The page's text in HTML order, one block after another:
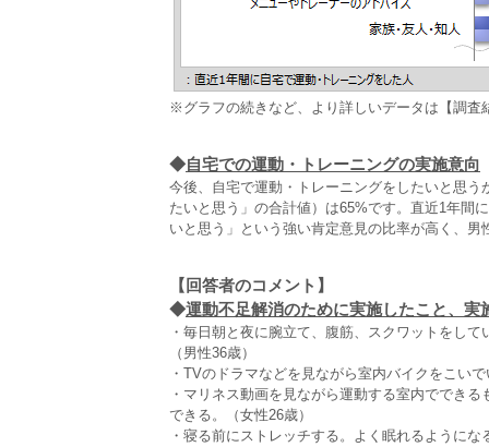
※グラフの続きなど、より詳しいデータは【調査
◆自宅での運動・トレーニングの実施意向
今後、自宅で運動・トレーニングをしたいと思
たいと思う」の合計値）は65%です。直近1年間
いと思う」という強い肯定意見の比率が高く、
【回答者のコメント】
◆運動不足解消のために実施したこと、実
・毎日朝と夜に腕立て、腹筋、スクワットをし
（男性36歳）
・TVのドラマなどを見ながら室内バイクをこい
・マリネス動画を見ながら運動する室内ででき
できる。（女性26歳）
・寝る前にストレッチする。よく眠れるようにな